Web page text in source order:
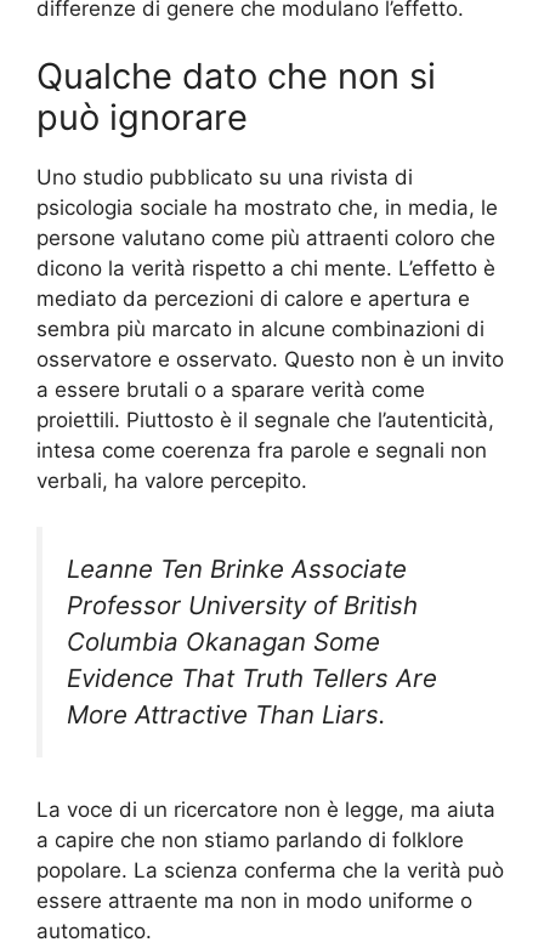
differenze di genere che modulano l’effetto.
Qualche dato che non si
può ignorare
Uno studio pubblicato su una rivista di
psicologia sociale ha mostrato che, in media, le
persone valutano come più attraenti coloro che
dicono la verità rispetto a chi mente. L’effetto è
mediato da percezioni di calore e apertura e
sembra più marcato in alcune combinazioni di
osservatore e osservato. Questo non è un invito
a essere brutali o a sparare verità come
proiettili. Piuttosto è il segnale che l’autenticità,
intesa come coerenza fra parole e segnali non
verbali, ha valore percepito.
Leanne Ten Brinke Associate
Professor University of British
Columbia Okanagan Some
Evidence That Truth Tellers Are
More Attractive Than Liars.
La voce di un ricercatore non è legge, ma aiuta
a capire che non stiamo parlando di folklore
popolare. La scienza conferma che la verità può
essere attraente ma non in modo uniforme o
automatico.